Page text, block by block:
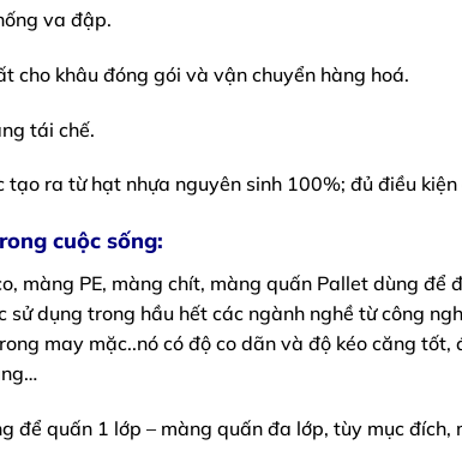
va đập.
cho khâu đóng gói và vận chuyển hàng hoá.
tái chế.
tạo ra từ hạt nhựa nguyên sinh 100%; đủ điều
cuộc sống:
màng PE, màng chít, màng quấn Pallet dùng để
sử dụng trong hầu hết các ngành nghề từ công
may mặc..nó có độ co dãn và độ kéo căng tốt,
để quấn 1 lớp – màng quấn đa lớp, tùy mục đích,